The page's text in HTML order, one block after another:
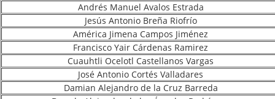
Andrés Manuel Avalos Estrada
Jesús Antonio Breña Riofrío
América Jimena Campos Jiménez
Francisco Yair Cárdenas Ramirez
Cuauhtli Ocelotl Castellanos Vargas
José Antonio Cortés Valladares
Damian Alejandro de la Cruz Barreda